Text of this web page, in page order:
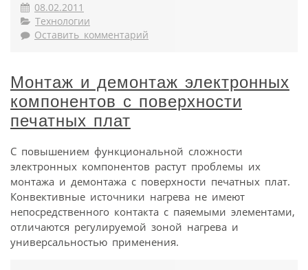
08.02.2011
Технологии
Оставить комментарий
Монтаж и демонтаж электронных
компонентов с поверхности
печатных плат
С повышением функциональной сложности
электронных компонентов растут проблемы их
монтажа и демонтажа с поверхности печатных плат.
Конвективные источники нагрева не имеют
непосредственного контакта с паяемыми элементами,
отличаются регулируемой зоной нагрева и
универсальностью применения.